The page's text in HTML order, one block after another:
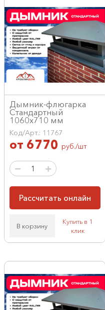
Дымник-флюгарка
Стандартный
1060х710 мм
Код/Арт.: 11767
от 6770 руб./шт
Рассчитать онлайн
В корзину
Купить в 1
клик